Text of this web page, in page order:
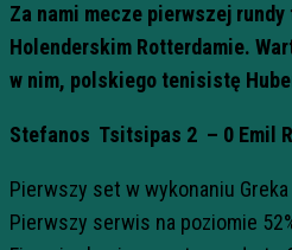
Za nami mecze pierwszej
Holenderskim Rotterdamie.
w nim, polskiego tenisistę
Stefanos Tsitsipas 2 – 0 Emil
Pierwszy set w wykonaniu
Pierwszy serwis na poziomie